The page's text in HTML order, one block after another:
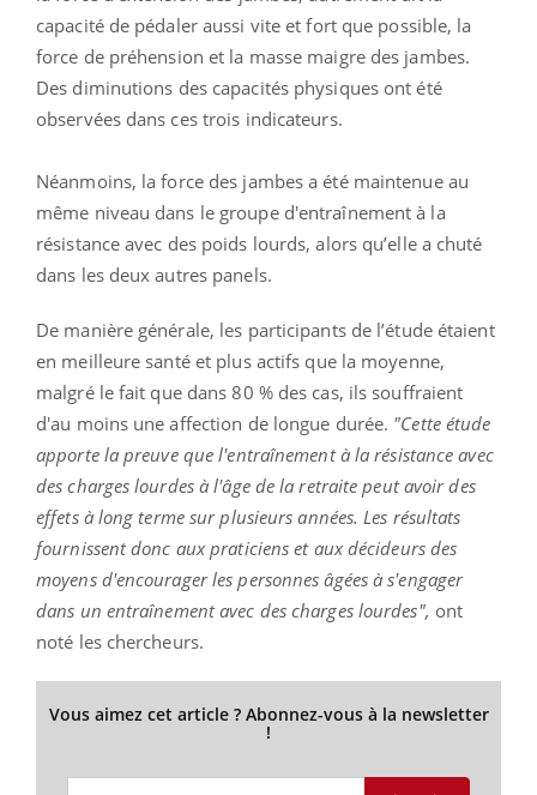
capacité de pédaler aussi vite et fort que possible, la
force de préhension et la masse maigre des jambes.
Des diminutions des capacités physiques ont été
observées dans ces trois indicateurs.
Néanmoins, la force des jambes a été maintenue au
même niveau dans le groupe d'entraînement à la
résistance avec des poids lourds, alors qu’elle a chuté
dans les deux autres panels.
De manière générale, les participants de l’étude étaient
en meilleure santé et plus actifs que la moyenne,
malgré le fait que dans 80 % des cas, ils souffraient
d'au moins une affection de longue durée. "Cette étude
apporte la preuve que l'entraînement à la résistance avec
des charges lourdes à l'âge de la retraite peut avoir des
effets à long terme sur plusieurs années. Les résultats
fournissent donc aux praticiens et aux décideurs des
moyens d'encourager les personnes âgées à s'engager
dans un entraînement avec des charges lourdes", ont
noté les chercheurs.
Vous aimez cet article ? Abonnez-vous à la newsletter
!